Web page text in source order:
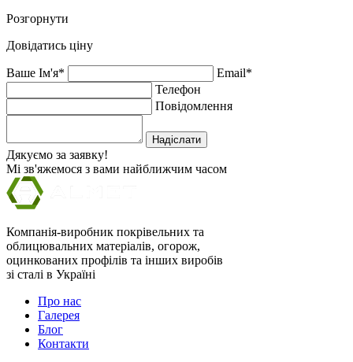
Розгорнути
Довідатись ціну
Ваше Ім'я*
Email*
Телефон
Повідомлення
Надіслати
Дякуємо за заявку!
Мі зв'яжемося з вами найближчим часом
Компанія-виробник покрівельних та
облицювальних матеріалів, огорож,
оцинкованих профілів та інших виробів
зі сталі в Україні
Про нас
Галерея
Блог
Контакти